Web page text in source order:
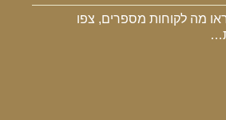
מה לקוחות מספרים, צפו